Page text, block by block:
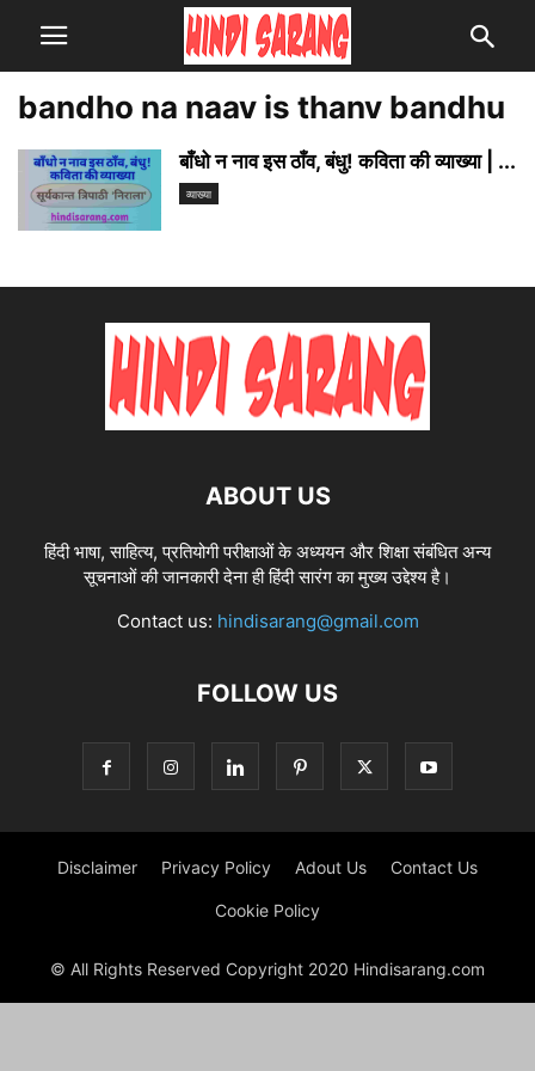
bandho na naav is thanv bandhu
बाँधो न नाव इस ठाँव, बंधु! कविता की व्याख्या | ...
व्याख्या
ABOUT US
हिंदी भाषा, साहित्य, प्रतियोगी परीक्षाओं के अध्ययन और शिक्षा संबंधित अन्य
सूचनाओं की जानकारी देना ही हिंदी सारंग का मुख्य उद्देश्य है।
Contact us: hindisarang@gmail.com
FOLLOW US
Disclaimer Privacy Policy Adout Us Contact Us
Cookie Policy
© All Rights Reserved Copyright 2020 Hindisarang.com